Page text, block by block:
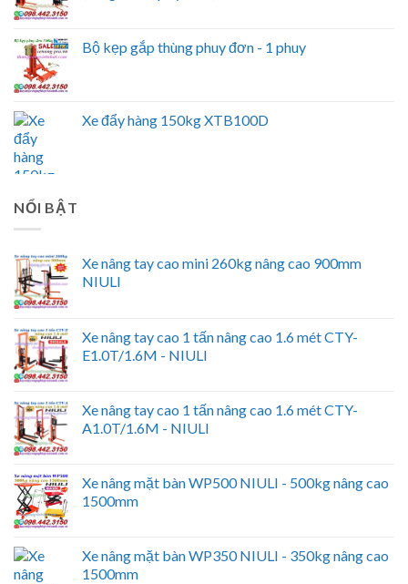
Bộ kẹp gắp thùng phuy đơn - 1 phuy
Xe đẩy hàng 150kg XTB100D
NỔI BẬT
Xe nâng tay cao mini 260kg nâng cao 900mm
NIULI
Xe nâng tay cao 1 tấn nâng cao 1.6 mét CTY-
E1.0T/1.6M - NIULI
Xe nâng tay cao 1 tấn nâng cao 1.6 mét CTY-
A1.0T/1.6M - NIULI
Xe nâng mặt bàn WP500 NIULI - 500kg nâng cao
1500mm
Xe nâng mặt bàn WP350 NIULI - 350kg nâng cao
1500mm